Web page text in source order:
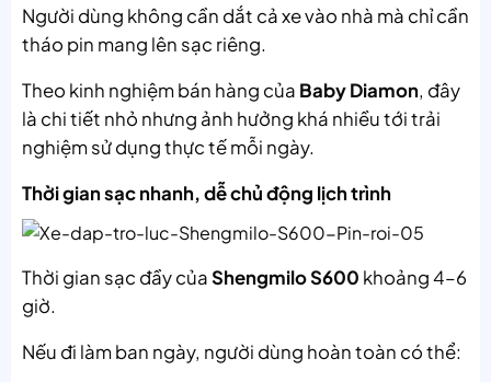
Người dùng không cần dắt cả xe vào nhà mà chỉ cần
tháo pin mang lên sạc riêng.
Theo kinh nghiệm bán hàng của Baby Diamon, đây
là chi tiết nhỏ nhưng ảnh hưởng khá nhiều tới trải
nghiệm sử dụng thực tế mỗi ngày.
Thời gian sạc nhanh, dễ chủ động lịch trình
Thời gian sạc đầy củaShengmilo S600 khoảng 4–6
giờ.
Nếu đi làm ban ngày, người dùng hoàn toàn có thể: